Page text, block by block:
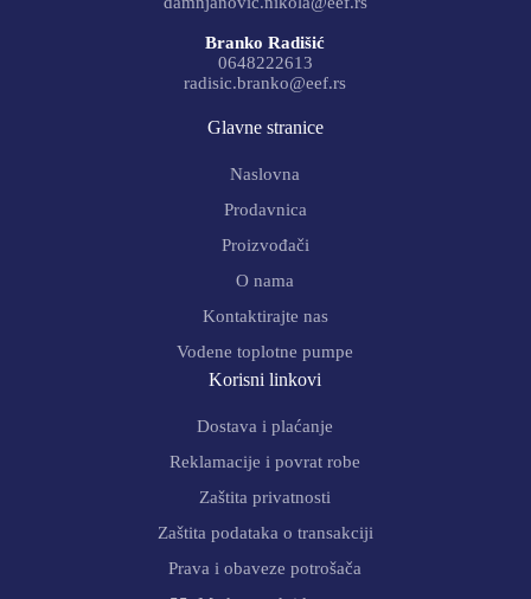
Branko Radišić
0648222613
radisic.branko@eef.rs
Glavne stranice
Naslovna
Prodavnica
Proizvođači
O nama
Kontaktirajte nas
Vodene toplotne pumpe
Korisni linkovi
Dostava i plaćanje
Reklamacije i povrat robe
Zaštita privatnosti
Zaštita podataka o transakciji
Prava i obaveze potrošača